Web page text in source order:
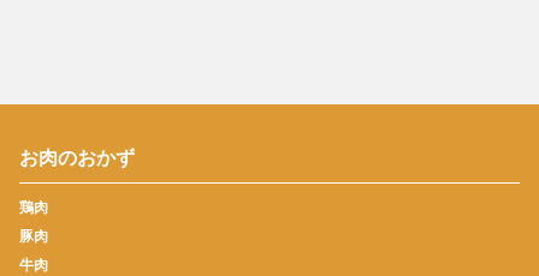
お肉のおかず
鶏肉
豚肉
牛肉